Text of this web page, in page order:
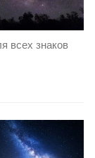
всех знаков